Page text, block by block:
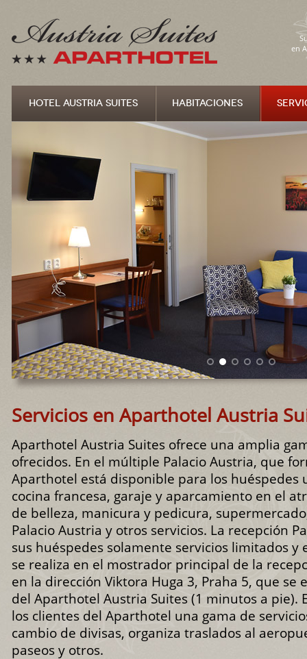
en
HOTEL AUSTRIA SUITES HABITACIONES
Servicios en Aparthotel Austria
Aparthotel Austria Suites ofrece una amplia
ofrecidos. En el múltiple Palacio Austria, que
Aparthotel está disponible para los huéspedes
cocina francesa, garaje y aparcamiento en el
de belleza, manicura y pedicura,
Palacio Austria y otros servicios. La recepción
sus huéspedes solamente servicios limitados
se realiza en el mostrador principal de la
en la dirección Viktora Huga 3, Praha 5, que se
del Aparthotel Austria Suites (1 minutos a pie).
los clientes del Aparthotel una gama de
cambio de divisas, organiza traslados al
paseos y otros.